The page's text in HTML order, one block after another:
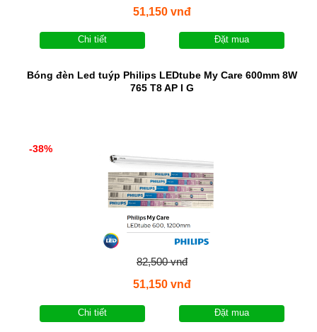
51,150 vnđ
Chi tiết Đặt mua
Bóng đèn Led tuýp Philips LEDtube My Care 600mm 8W
765 T8 AP I G
-38%
82,500 vnđ
51,150 vnđ
Chi tiết Đặt mua